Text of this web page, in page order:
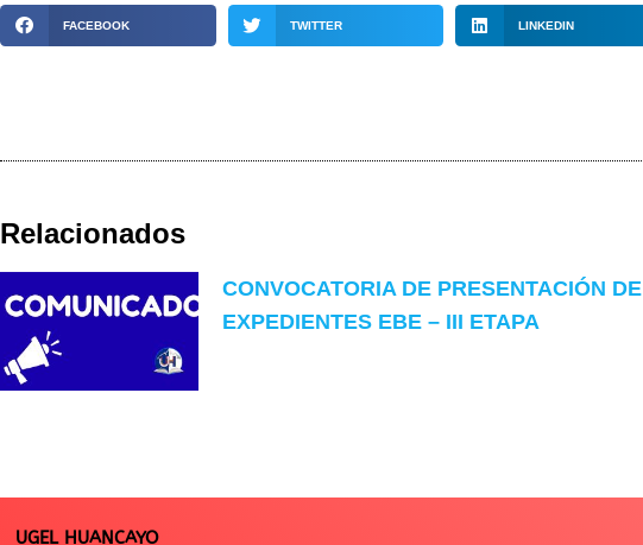
FACEBOOK TWITTER LINKEDIN
Relacionados
CONVOCATORIA DE PRESENTACIÓN DE
EXPEDIENTES EBE – III ETAPA
UGEL HUANCAYO